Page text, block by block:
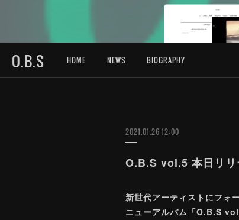
O.B.S HOME NEWS BIOGRAPHY
2021.01.26 12:00
O.B.S vol.5 本日リリ
新世代アーティストにフォ
ニューアルバム「O.B.S